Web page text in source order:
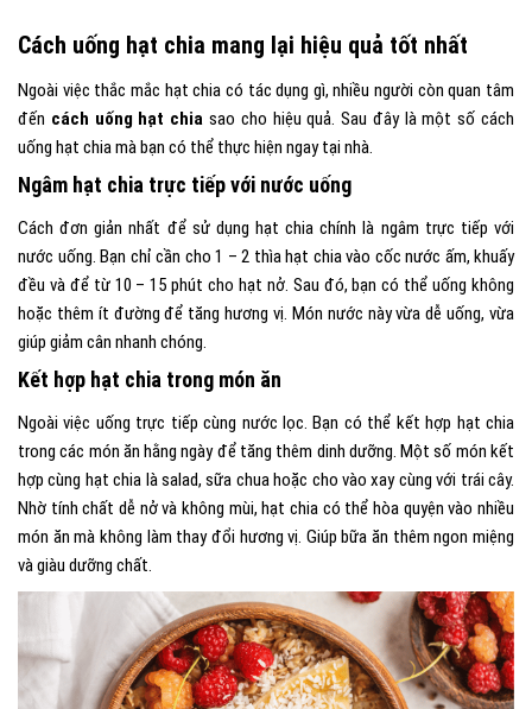
Cách uống hạt chia mang lại hiệu quả tốt nhất
Ngoài việc thắc mắc hạt chia có tác dụng gì, nhiều người còn quan tâm
đến cách uống hạt chia sao cho hiệu quả. Sau đây là một số cách
uống hạt chia mà bạn có thể thực hiện ngay tại nhà.
Ngâm hạt chia trực tiếp với nước uống
Cách đơn giản nhất để sử dụng hạt chia chính là ngâm trực tiếp với
nước uống. Bạn chỉ cần cho 1 – 2 thìa hạt chia vào cốc nước ấm, khuấy
đều và để từ 10 – 15 phút cho hạt nở. Sau đó, bạn có thể uống không
hoặc thêm ít đường để tăng hương vị. Món nước này vừa dễ uống, vừa
giúp giảm cân nhanh chóng.
Kết hợp hạt chia trong món ăn
Ngoài việc uống trực tiếp cùng nước lọc. Bạn có thể kết hợp hạt chia
trong các món ăn hằng ngày để tăng thêm dinh dưỡng. Một số món kết
hợp cùng hạt chia là salad, sữa chua hoặc cho vào xay cùng với trái cây.
Nhờ tính chất dễ nở và không mùi, hạt chia có thể hòa quyện vào nhiều
món ăn mà không làm thay đổi hương vị. Giúp bữa ăn thêm ngon miệng
và giàu dưỡng chất.